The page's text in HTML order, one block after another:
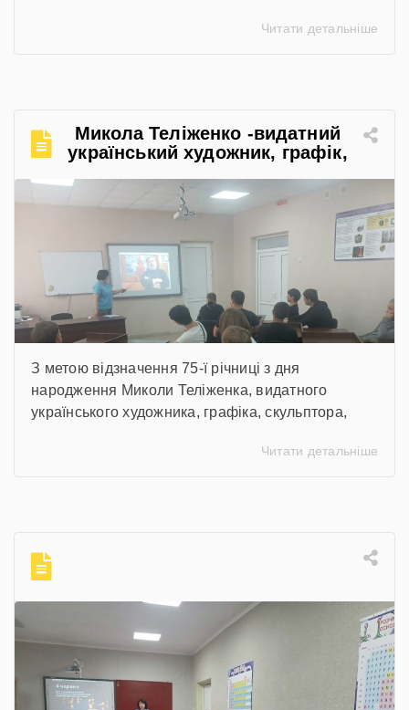
Читати детальніше
Микола Теліженко -видатний
український художник, графік,
декоративно-ужиткового
мистецтва
З метою відзначення 75-ї річниці з дня
народження Миколи Теліженка, видатного
українського художника, графіка, скульптора,
члена Національної спілки художників України
здійснили віртуальну подорож до музею митця,
витинанок, графіки […]
Читати детальніше